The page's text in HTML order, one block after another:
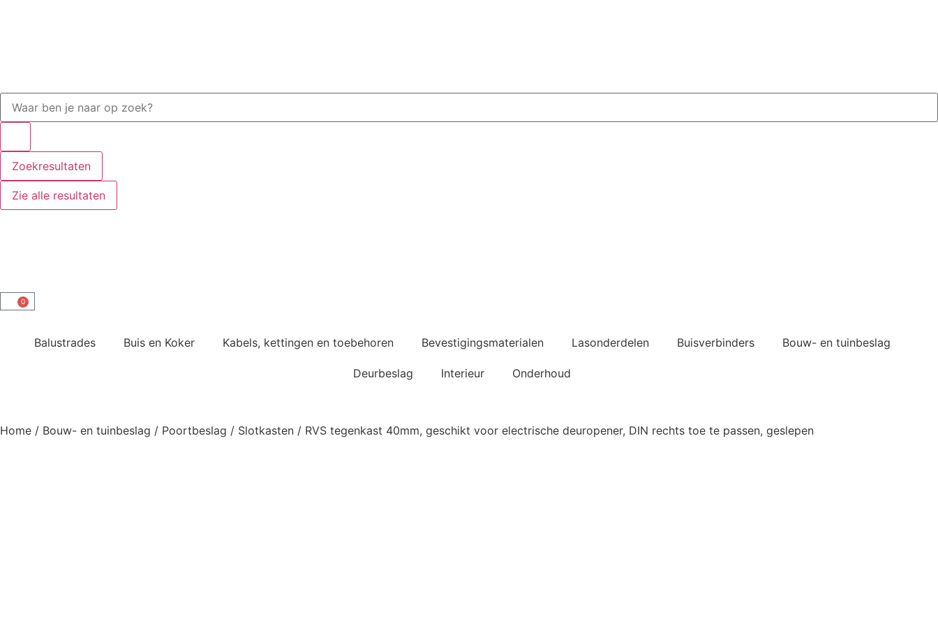
Zoekresultaten
Zie alle resultaten
0
Balustrades Buis en Koker Kabels, kettingen en toebehoren Bevestigingsmaterialen Lasonderdelen Buisverbinders Bouw- en tuinbeslag
Deurbeslag Interieur Onderhoud
Home / Bouw- en tuinbeslag / Poortbeslag / Slotkasten / RVS tegenkast 40mm, geschikt voor electrische deuropener, DIN rechts toe te passen, geslepen